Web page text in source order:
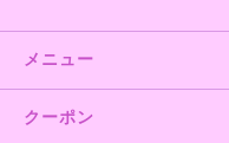
メニュー
クーポン